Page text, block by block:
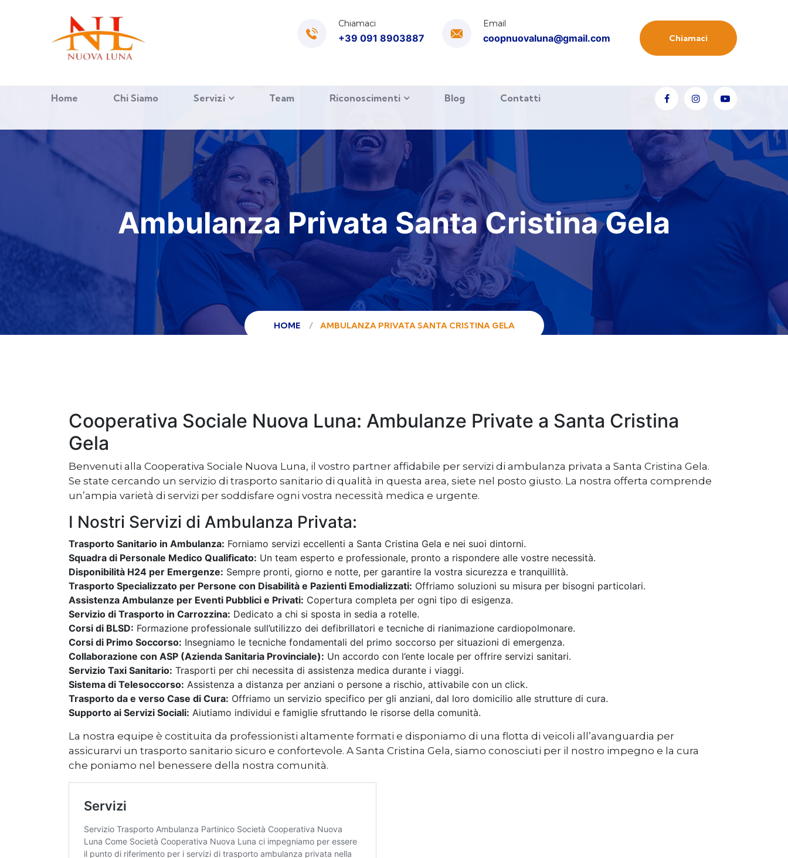
Chiamaci
+39 091 8903887
Email
coopnuovaluna@gmail.com Chiamaci
Home Chi Siamo Servizi Team Riconoscimenti Blog Contatti
Ambulanza Privata Santa Cristina Gela
HOME AMBULANZA PRIVATA SANTA CRISTINA GELA
Cooperativa Sociale Nuova Luna: Ambulanze Private a Santa Cristina
Gela
Benvenuti alla Cooperativa Sociale Nuova Luna, il vostro partner affidabile per servizi di ambulanza privata a Santa Cristina Gela.
Se state cercando un servizio di trasporto sanitario di qualità in questa area, siete nel posto giusto. La nostra offerta comprende
un’ampia varietà di servizi per soddisfare ogni vostra necessità medica e urgente.
I Nostri Servizi di Ambulanza Privata:
Trasporto Sanitario in Ambulanza: Forniamo servizi eccellenti a Santa Cristina Gela e nei suoi dintorni.
Squadra di Personale Medico Qualificato: Un team esperto e professionale, pronto a rispondere alle vostre necessità.
Disponibilità H24 per Emergenze: Sempre pronti, giorno e notte, per garantire la vostra sicurezza e tranquillità.
Trasporto Specializzato per Persone con Disabilità e Pazienti Emodializzati: Offriamo soluzioni su misura per bisogni particolari.
Assistenza Ambulanze per Eventi Pubblici e Privati: Copertura completa per ogni tipo di esigenza.
Servizio di Trasporto in Carrozzina: Dedicato a chi si sposta in sedia a rotelle.
Corsi di BLSD: Formazione professionale sull’utilizzo dei defibrillatori e tecniche di rianimazione cardiopolmonare.
Corsi di Primo Soccorso: Insegniamo le tecniche fondamentali del primo soccorso per situazioni di emergenza.
Collaborazione con ASP (Azienda Sanitaria Provinciale): Un accordo con l’ente locale per offrire servizi sanitari.
Servizio Taxi Sanitario: Trasporti per chi necessita di assistenza medica durante i viaggi.
Sistema di Telesoccorso: Assistenza a distanza per anziani o persone a rischio, attivabile con un click.
Trasporto da e verso Case di Cura: Offriamo un servizio specifico per gli anziani, dal loro domicilio alle strutture di cura.
Supporto ai Servizi Sociali: Aiutiamo individui e famiglie sfruttando le risorse della comunità.
La nostra equipe è costituita da professionisti altamente formati e disponiamo di una flotta di veicoli all’avanguardia per
assicurarvi un trasporto sanitario sicuro e confortevole. A Santa Cristina Gela, siamo conosciuti per il nostro impegno e la cura
che poniamo nel benessere della nostra comunità.